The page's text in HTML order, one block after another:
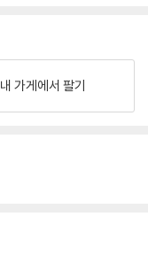
내 가게에서 팔기